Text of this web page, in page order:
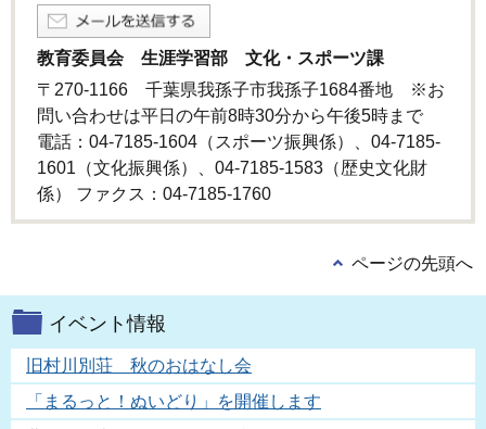
教育委員会 生涯学習部 文化・スポーツ課
〒270-1166 千葉県我孫子市我孫子1684番地 ※お
問い合わせは平日の午前8時30分から午後5時まで
電話：04-7185-1604（スポーツ振興係）、04-7185-
1601（文化振興係）、04-7185-1583（歴史文化財
係） ファクス：04-7185-1760
ページの先頭へ
イベント情報
旧村川別荘 秋のおはなし会
「まるっと！ぬいどり」を開催します